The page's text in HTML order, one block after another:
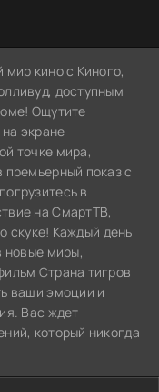
мир кино с Киного,
доступным
Ощутите
экране
точке мира,
премьерный показ с
в
на СмартТВ,
скуке! Каждый день
новые миры,
Страна тигров
ваши эмоции и
Вас ждет
который никогда